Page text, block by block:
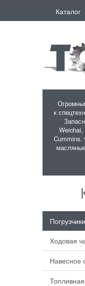
Каталог
к
Cummins.
Погрузчики
Ходовая
Навесное